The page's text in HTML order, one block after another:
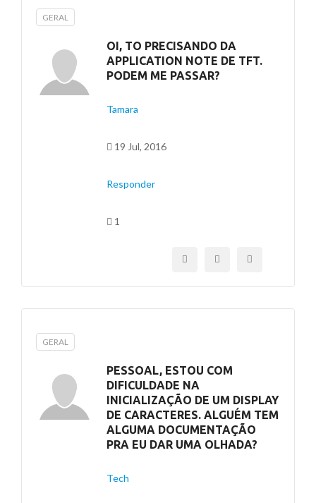
GERAL
OI, TO PRECISANDO DA
APPLICATION NOTE DE TFT.
PODEM ME PASSAR?
Tamara
19 Jul, 2016
Responder
1
GERAL
PESSOAL, ESTOU COM
DIFICULDADE NA
INICIALIZAÇÃO DE UM DISPLAY
DE CARACTERES. ALGUÉM TEM
ALGUMA DOCUMENTAÇÃO
PRA EU DAR UMA OLHADA?
Tech